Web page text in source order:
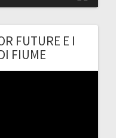
FUTURE E I
FIUME